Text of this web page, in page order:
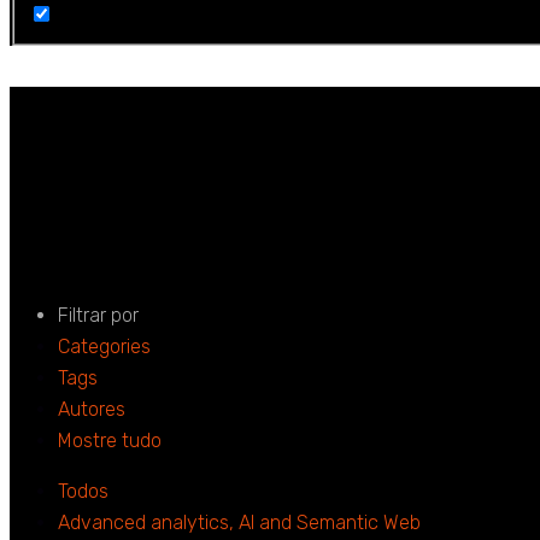
Filtrar por
Categories
Tags
Autores
Mostre tudo
Todos
Advanced analytics, AI and Semantic Web